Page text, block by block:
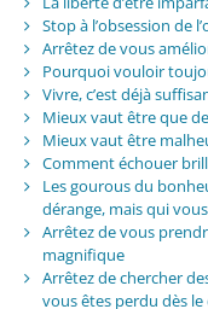
Stop à l’obsession de
Arrêtez de vous
Pourquoi vouloir
Vivre, c’est déjà
Mieux vaut être que
Mieux vaut être
Comment échouer
Les gourous du
dérange, mais qui
Arrêtez de vous
magnifique
Arrêtez de chercher
vous êtes perdu dès